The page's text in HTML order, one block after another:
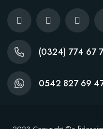
(0324) 774 67
0542 827 69